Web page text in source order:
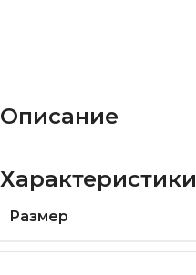
Описание
Характеристики
Размер